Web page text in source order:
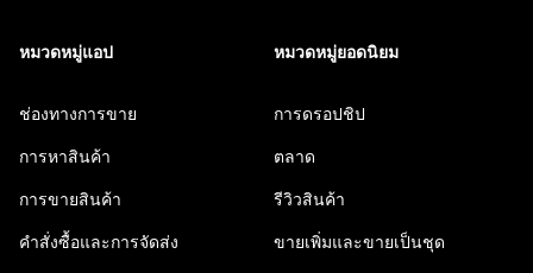
หมวดหมู่แอป
ช่องทางการขาย
การหาสินค้า
การขายสินค้า
คำสั่งซื้อและการจัดส่ง
หมวดหมู่ยอดนิยม
การดรอปชิป
ตลาด
รีวิวสินค้า
ขายเพิ่มและขายเป็นชุด